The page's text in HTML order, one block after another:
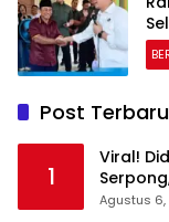
Post Terbaru
1
Viral!
Warga
Agustus